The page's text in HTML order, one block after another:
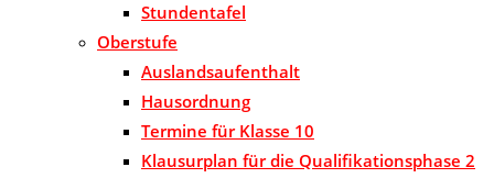
Stundentafel
Oberstufe
Auslandsaufenthalt
Hausordnung
Termine für Klasse 10
Klausurplan für die Qualifikationsphase 2